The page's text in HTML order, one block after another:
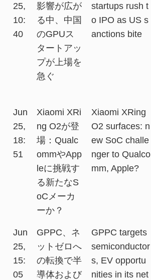
25,
10:
40
影響が広が
る中、中国
のGPUス
タートアッ
プが上場を
急ぐ
startups rush t
o IPO as US s
anctions bite
Jun
25,
18:
51
Xiaomi XRi
ng O2が登
場：Qualc
ommやApp
leに挑戦す
る新たなS
oCメーカ
ーか？
Xiaomi XRing
O2 surfaces: n
ew SoC challe
nger to Qualco
mm, Apple?
Jun
25,
15:
05
GPPC、ネ
ットゼロへ
の転換で半
導体および
GPPC targets
semiconductor
s, EV opportu
nities in its net